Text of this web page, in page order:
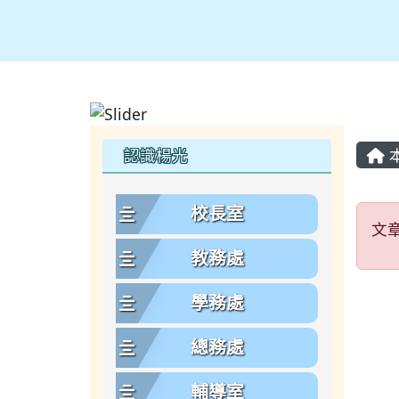
左邊區域內容
認識楊光
校長室
教務處
學務處
總務處
輔導室
主
文文